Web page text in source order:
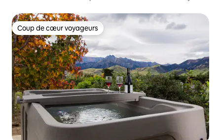
Coup de cœur voyageurs
Coup de cœur voyageurs